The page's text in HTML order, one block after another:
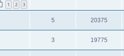
1 2 3
5 20375
3 19775